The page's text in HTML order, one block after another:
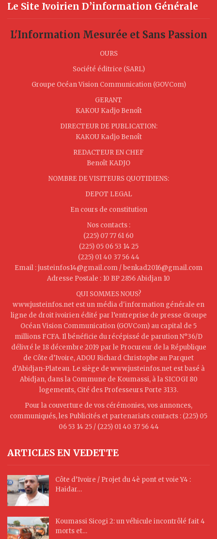
Le Site Ivoirien D’information Générale
L'Information Mesurée et Sans Passion
OURS
Société éditrice (SARL)
Groupe Océan Vision Communication (GOVCom)
GERANT
KAKOU Kadjo Benoît
DIRECTEUR DE PUBLICATION:
KAKOU Kadjo Benoît
REDACTEUR EN CHEF
Benoît KADJO
NOMBRE DE VISITEURS QUOTIDIENS:
DEPOT LEGAL
En cours de constitution
Nos contacts :
(225) 07 77 61 60
(225) 05 06 53 14 25
(225) 01 40 37 56 44
Email : justeinfos14@gmail.com / benkad2016@gmail.com
Adresse Postale : 10 BP 2856 Abidjan 10
QUI SOMMES NOUS?
www.justeinfos.net est un média d'information générale en
ligne de droit ivoirien édité par l’entreprise de presse Groupe
Océan Vision Communication (GOVCom) au capital de 5
millions FCFA. Il bénéficie du récépissé de parution N°36/D
délivré le 18 décembre 2019 par le Procureur de la République
de Côte d’Ivoire, ADOU Richard Christophe au Parquet
d’Abidjan-Plateau. Le siège de www.justeinfos.net est basé à
Abidjan, dans la Commune de Koumassi, à la SICOGI 80
logements, Cité des Professeurs Porte 3133.
Pour la couverture de vos cérémonies, vos annonces,
communiqués, les Publicités et partenariats contacts : (225) 05
06 53 14 25 / (225) 01 40 37 56 44
ARTICLES EN VEDETTE
Côte d’Ivoire / Projet du 4è pont et voie Y4 :
Haidar…
Koumassi Sicogi 2: un véhicule incontrôlé fait 4
morts et…